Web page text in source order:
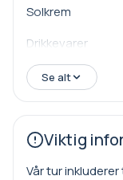
Solkrem
Drikkevarer
Se alt
Viktig
Vår tur